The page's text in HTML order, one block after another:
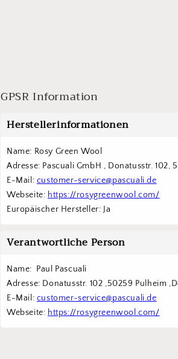
GPSR Information
Herstellerinformationen
Name: Rosy Green Wool
Adresse: Pascuali GmbH , Donatusstr. 102,
E-Mail: customer-service@pascuali.de
Webseite: https://rosygreenwool.com/
Europäischer Hersteller: Ja
Verantwortliche Person
Name:  Paul Pascuali
Adresse: Donatusstr. 102 ,50259 Pulheim
E-Mail: customer-service@pascuali.de
Webseite: https://rosygreenwool.com/